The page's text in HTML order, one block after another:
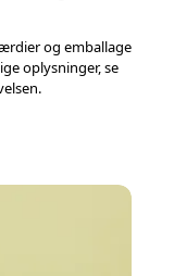
og emballage
oplysninger, se